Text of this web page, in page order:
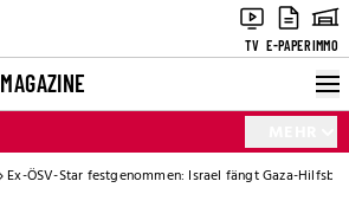
TV E-PAPERIMMO
MAGAZINE
Ex-ÖSV-Star festgenommen: Israel fängt Gaza-